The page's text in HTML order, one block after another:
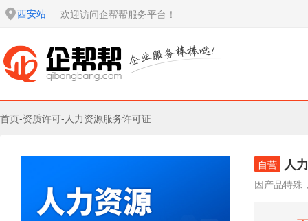
西安站 欢迎访问企帮帮服务平台！
首页-资质许可-人力资源服务许可证
自营 人
因产品特殊